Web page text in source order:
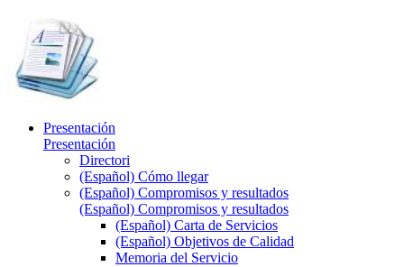
Presentación
Presentación
Directori
(Español) Cómo llegar
(Español) Compromisos y resultados
(Español) Compromisos y resultados
(Español) Carta de Servicios
(Español) Objetivos de Calidad
Memoria del Servicio